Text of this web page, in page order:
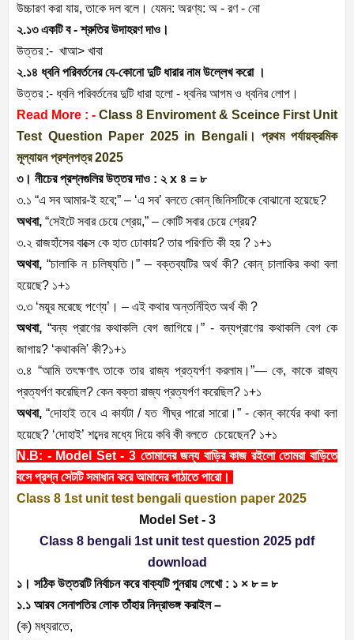
উচ্চারণ করা যায়, তাকে দল বলে। যেমন: অরণ্য: অ - রণ - নো
২.১৩ একটি ব - শ্রুতির উদাহরণ দাও।
উত্তর :- খাআ> খাবা
২.১৪ ধ্বনি পরিবর্তনের যে-কোনো দুটি ধারার নাম উল্লেখ করো ।
উত্তর :- ধ্বনি পরিবর্তনের দুটি ধারা হলো - ধ্বনির আগম ও ধ্বনির লোপ।
Read More : - Class 8 Enviroment & Sceince First Unit
Test Question Paper 2025 in Bengali। প্রথম পর্যায়ক্রমিক
মূল্যায়ন প্রশ্নপত্র 2025
৩। নীচের প্রশ্নগুলির উত্তর দাও : ২ x ৪ = ৮
৩.১ “এ সব আমার-ই হবে;” – ‘এ সব’ বলতে কোন্ জিনিসটিকে বোঝানো হয়েছে?
অথবা, “সেইটে সবার চেয়ে শ্রেয়,” – কোটি সবার চেয়ে শ্রেয়?
৩.২ রাজহাঁসের বাক্সে কে হাত ঢোকায়? তার পরিণতি কী হয় ? ১+১
অথবা, “চালাকি ন চলিষ্যতি।” – বক্তব্যটির অর্থ কী? কোন্ চালাকির কথা বলা
হয়েছে? ১+১
৩.৩ ‘ময়ূর মরেছে পণ্যে’। – এই কথার অন্তর্নিহিত অর্থ কী ?
অথবা, “বন্য প্রাণের কথাকলি বেগ জাগিয়ে।” - বন্যপ্রাণের কথাকলি বেগ কে
জাগায়? ‘কথাকলি' কী?১+১
৩.৪ “আমি তৎক্ষণাৎ তাকে তার রাজ্য প্রত্যর্পণ করলাম।”— কে, কাকে রাজ্য
প্রত্যর্পণ করেছিল? কেন বক্তা রাজ্য প্রত্যর্পণ করেছিল? ১+১
অথবা, “দোহাই তবে এ কার্যটা / যত শীঘ্র পারো সারো।” - কোন্ কার্যের কথা বলা
হয়েছে? ‘দোহাই’ শব্দের মধ্যে দিয়ে কবি কী বলতে চেয়েছেন? ১+১
N.B: - Model Set - 3 তোমাদের জন্য বাড়ির কাজ রইলো তোমরা বাড়িতে
বসে প্রশ্ন সেটটি সমাধান করে আমাদের পাঠাতে পারো।
Class 8 1st unit test bengali question paper 2025
Model Set - 3
Class 8 bengali 1st unit test question 2025 pdf
download
১। সঠিক উত্তরটি নির্বাচন করে বাক্যটি পুনরায় লেখো : ১ × ৮ = ৮
১.১ আরব সেনাপতির লোক তাঁহার নিদ্রাভঙ্গ করাইল –
(ক) মধ্যরাতে,